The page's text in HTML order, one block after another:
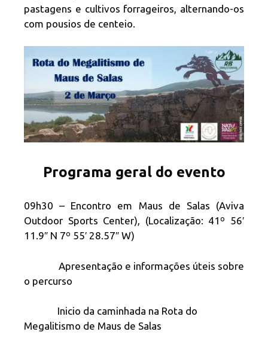
pastagens e cultivos forrageiros, alternando-os
com pousios de centeio.
Programa geral do evento
09h30 – Encontro em Maus de Salas (Aviva
Outdoor Sports Center), (Localização: 41º 56′
11.9″ N 7º 55′ 28.57″ W)
Apresentação e informações úteis sobre
o percurso
Inicio da caminhada na Rota do
Megalitismo de Maus de Salas